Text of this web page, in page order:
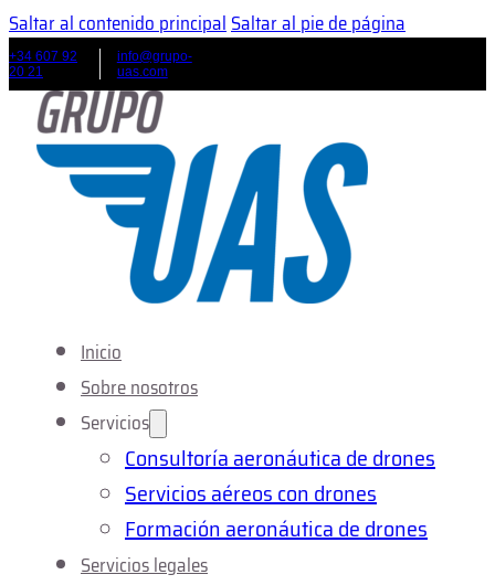
Saltar al contenido principal Saltar al pie de página
+34 607 92
20 21
info@grupo-
uas.com
Inicio
Sobre nosotros
Servicios
Consultoría aeronáutica de drones
Servicios aéreos con drones
Formación aeronáutica de drones
Servicios legales